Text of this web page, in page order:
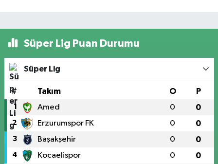
Süper Lig Puan Durumu
Süper Lig
# Takım O P
1 Amed 0 0
2 Erzurumspor FK 0 0
3 Başakşehir 0 0
4 Kocaelispor 0 0